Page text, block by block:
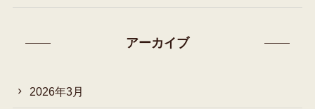
アーカイブ
2026年3月